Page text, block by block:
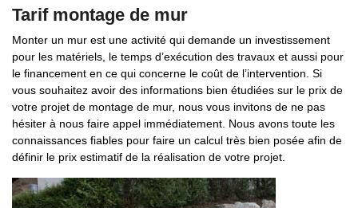
Tarif montage de mur
Monter un mur est une activité qui demande un investissement
pour les matériels, le temps d’exécution des travaux et aussi pour
le financement en ce qui concerne le coût de l’intervention. Si
vous souhaitez avoir des informations bien étudiées sur le prix de
votre projet de montage de mur, nous vous invitons de ne pas
hésiter à nous faire appel immédiatement. Nous avons toute les
connaissances fiables pour faire un calcul très bien posée afin de
définir le prix estimatif de la réalisation de votre projet.